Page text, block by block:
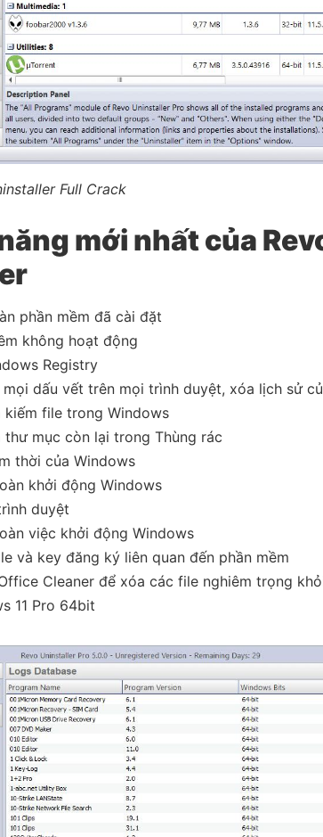
Full Crack
mới nhất của
phần mềm đã cài đặt
không hoạt động
Registry
mọi dấu vết trên mọi trình duyệt, xóa lịch sử
kiếm file trong Windows
thư mục còn lại trong Thùng rác
thời của Windows
khởi động Windows
duyệt
việc khởi động Windows
và key đăng ký liên quan đến phần mềm
Cleaner để xóa các file nghiêm trọng
11 Pro 64bit